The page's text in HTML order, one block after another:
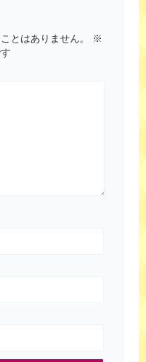
とはありません。
※